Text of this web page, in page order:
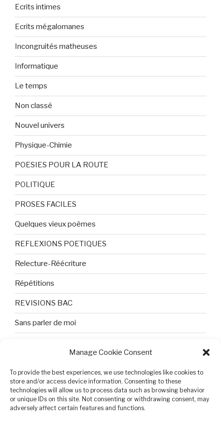
Manage Cookie Consent
To provide the best experiences, we use technologies like cookies to
store and/or access device information. Consenting to these
technologies will allow us to process data such as browsing behavior
or unique IDs on this site. Not consenting or withdrawing consent, may
adversely affect certain features and functions.
Ecrits intimes
Ecrits mégalomanes
Incongruités matheuses
Informatique
Le temps
Non classé
Nouvel univers
Physique-Chimie
POESIES POUR LA ROUTE
POLITIQUE
PROSES FACILES
Quelques vieux poèmes
REFLEXIONS POETIQUES
Relecture-Réécriture
Répétitions
REVISIONS BAC
Sans parler de moi
Tristesse et attente
Variable complexe